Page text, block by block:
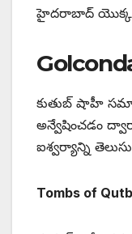
హైదరాబాద్ యొక్క
కుతుబ్ షాహీ
అన్వేషించడం
ఐశ్వర్యాన్ని
Tombs of